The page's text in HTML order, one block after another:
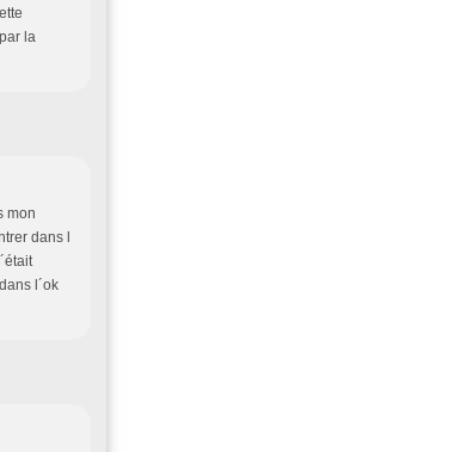
la
mon
dans l
l´ok